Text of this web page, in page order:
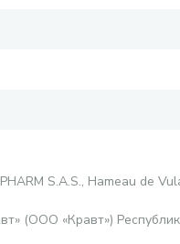
S.A.S., Hameau de
(ООО «Кравт»)